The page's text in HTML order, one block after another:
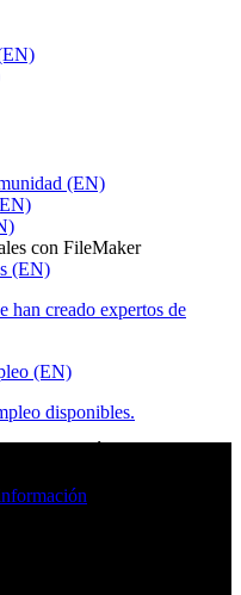
(EN)
con FileMaker
(EN)
han creado expertos de
(EN)
disponibles.